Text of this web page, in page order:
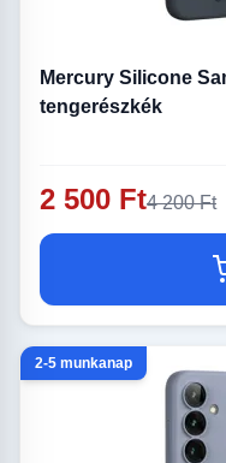
Mercury Silicone
tengerészkék
2 500 Ft4 200 Ft
2-5 munkanap